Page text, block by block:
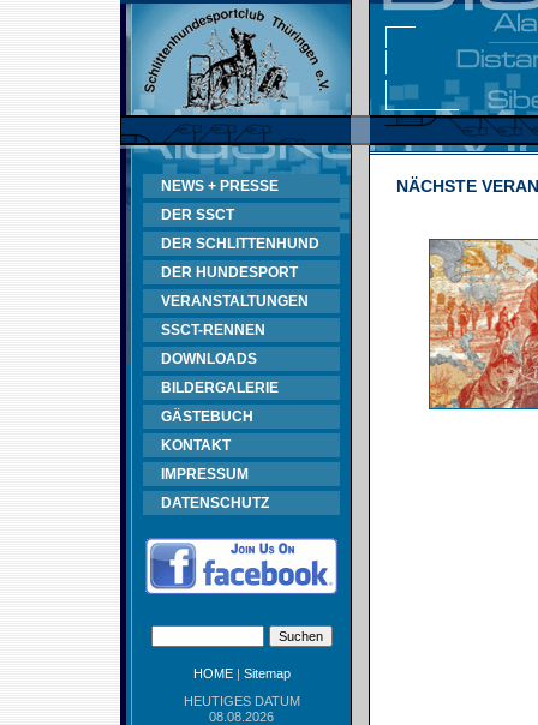
NEWS + PRESSE
DER SSCT
DER SCHLITTENHUND
DER HUNDESPORT
VERANSTALTUNGEN
SSCT-RENNEN
DOWNLOADS
BILDERGALERIE
GÄSTEBUCH
KONTAKT
IMPRESSUM
DATENSCHUTZ
HOME| Sitemap
HEUTIGES DATUM
08.08.2026
NÄCHSTE